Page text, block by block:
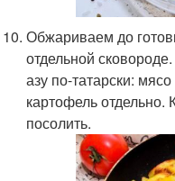
Обжариваем до
отдельной
азу по-татарски:
картофель отдельно.
посолить.